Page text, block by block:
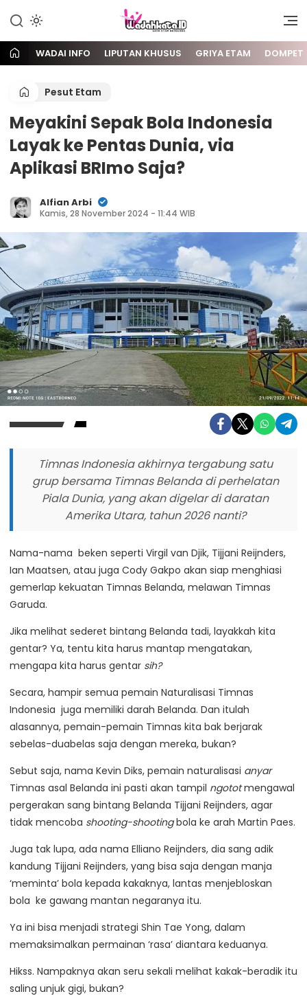
Wadai
Gaya Etam Bersuara
WADAI INFO LIPUTAN KHUSUS GRIYA ETAM DOMPET
Pesut Etam
Meyakini Sepak Bola Indonesia
Layak ke Pentas Dunia, via
Aplikasi BRImo Saja?
Alfian Arbi
Kamis, 28 November 2024 - 11:44 WIB
Timnas Indonesia akhirnya tergabung satu
grup bersama Timnas Belanda di perhelatan
Piala Dunia, yang akan digelar di daratan
Amerika Utara, tahun 2026 nanti?
Nama-nama beken seperti Virgil van Djik, Tijjani Reijnders,
Ian Maatsen, atau juga Cody Gakpo akan siap menghiasi
gemerlap kekuatan Timnas Belanda, melawan Timnas
Garuda.
Jika melihat sederet bintang Belanda tadi, layakkah kita
gentar? Ya, tentu kita harus mantap mengatakan,
mengapa kita harus gentar sih?
Secara, hampir semua pemain Naturalisasi Timnas
Indonesia juga memiliki darah Belanda. Dan itulah
alasannya, pemain-pemain Timnas kita bak berjarak
sebelas-duabelas saja dengan mereka, bukan?
Sebut saja, nama Kevin Diks, pemain naturalisasi anyar
Timnas asal Belanda ini pasti akan tampil ngototmengawal
pergerakan sang bintang Belanda Tijjani Reijnders, agar
tidak mencoba shooting-shootingbola ke arah Martin Paes.
Juga tak lupa, ada nama Elliano Reijnders, dia sang adik
kandung Tijjani Reijnders, yang bisa saja dengan manja
‘meminta’ bola kepada kakaknya, lantas menjebloskan
bola ke gawang mantan negaranya itu.
Ya ini bisa menjadi strategi Shin Tae Yong, dalam
memaksimalkan permainan ‘rasa’ diantara keduanya.
Hikss. Nampaknya akan seru sekali melihat kakak-beradik itu
saling unjuk gigi, bukan?